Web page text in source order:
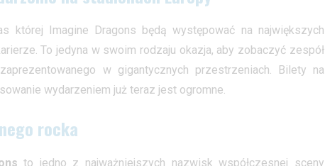
której Imagine Dragons będą występować na największych
To jedyna w swoim rodzaju okazja, aby zobaczyć zespół
w gigantycznych przestrzeniach. Bilety na
wydarzeniem już teraz jest ogromne.
rocka
to jedno z najważniejszych nazwisk współczesnej sceny